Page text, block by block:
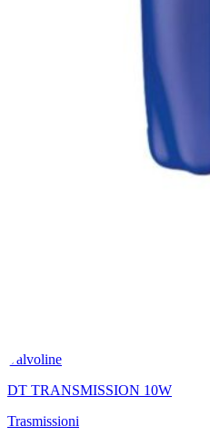
Valvoline
DT TRANSMISSION 10W
Trasmissioni